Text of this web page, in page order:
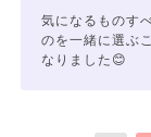
気になるものす
のを一緒に選ぶ
なりました😊